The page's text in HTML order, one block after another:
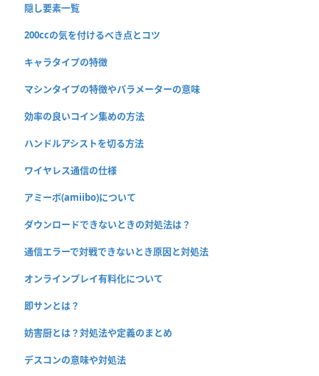
隠し要素一覧
200ccの気を付けるべき点とコツ
キャラタイプの特徴
マシンタイプの特徴やパラメーターの意味
効率の良いコイン集めの方法
ハンドルアシストを切る方法
ワイヤレス通信の仕様
アミーボ(amiibo)について
ダウンロードできないときの対処法は？
通信エラーで対戦できないとき原因と対処法
オンラインプレイ有料化について
即サンとは？
妨害厨とは？対処法や定義のまとめ
デスコンの意味や対処法